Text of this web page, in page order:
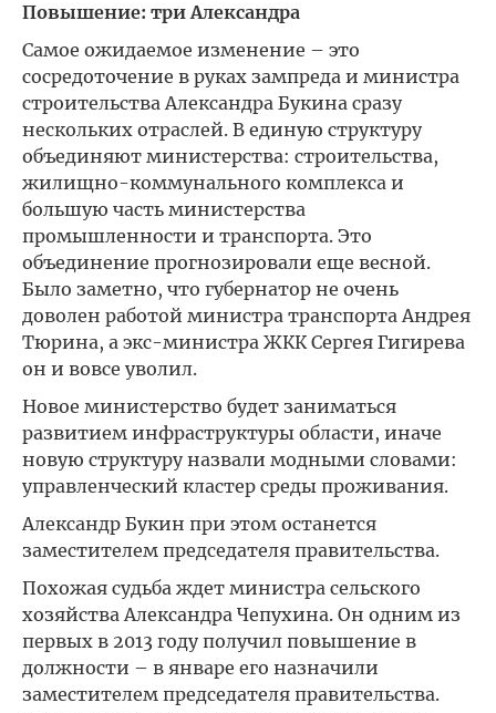
Повышение: три Александра
Самое ожидаемое изменение – это
сосредоточение в руках зампреда и министра
строительства Александра Букина сразу
нескольких отраслей. В единую структуру
объединяют министерства: строительства,
жилищно-коммунального комплекса и
большую часть министерства
промышленности и транспорта. Это
объединение прогнозировали еще весной.
Было заметно, что губернатор не очень
доволен работой министра транспорта Андрея
Тюрина, а экс-министра ЖКК Сергея Гигирева
он и вовсе уволил.
Новое министерство будет заниматься
развитием инфраструктуры области, иначе
новую структуру назвали модными словами:
управленческий кластер среды проживания.
Александр Букин при этом останется
заместителем председателя правительства.
Похожая судьба ждет министра сельского
хозяйства Александра Чепухина. Он одним из
первых в 2013 году получил повышение в
должности – в январе его назначили
заместителем председателя правительства.